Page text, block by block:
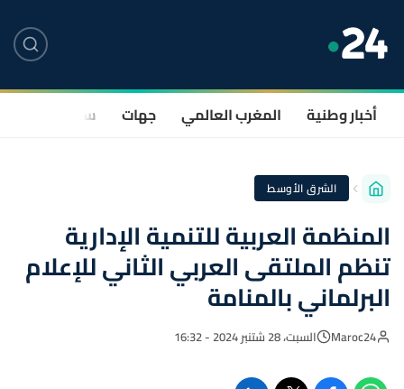
أخبار وطنية المغرب العالمي جهات سياسة
الشرق الأوسط
المنظمة العربية للتنمية الإدارية
تنظم الملتقى العربي الثاني للإعلام
البرلماني بالمنامة
Maroc24 السبت، 28 شتنبر 2024 - 16:32